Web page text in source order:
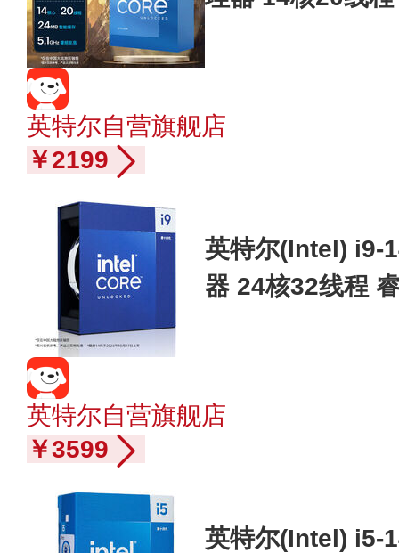
英特尔自营旗舰店
￥2199
英特尔(Intel) i9-
器 24核32线程
英特尔自营旗舰店
￥3599
英特尔(Intel) i5-